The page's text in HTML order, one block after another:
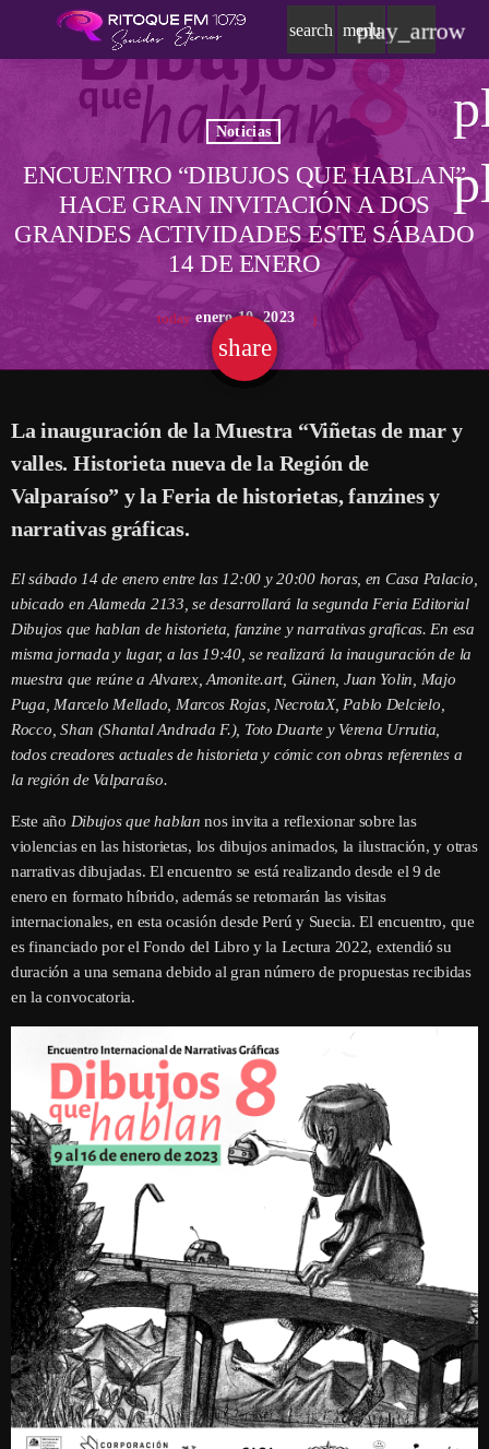
search menu
play_arrow
Noticias
ENCUENTRO “DIBUJOS QUE HABLAN”
HACE GRAN INVITACIÓN A DOS
GRANDES ACTIVIDADES ESTE SÁBADO
14 DE ENERO
today enero 10, 2023
share
email
La inauguración de la Muestra “Viñetas de mar y
valles. Historieta nueva de la Región de
Valparaíso” y la Feria de historietas, fanzines y
narrativas gráficas.
El sábado 14 de enero entre las 12:00 y 20:00 horas, en Casa Palacio,
ubicado en Alameda 2133, se desarrollará la segunda Feria Editorial
Dibujos que hablan de historieta, fanzine y narrativas graficas. En esa
misma jornada y lugar, a las 19:40, se realizará la inauguración de la
muestra que reúne a Alvarex, Amonite.art, Günen, Juan Yolin, Majo
Puga, Marcelo Mellado, Marcos Rojas, NecrotaX, Pablo Delcielo,
Rocco, Shan (Shantal Andrada F.), Toto Duarte y Verena Urrutia,
todoscreadores actuales de historieta y cómic con obras referentes a
la región de Valparaíso.
Este año Dibujos que hablan nos invita a reflexionar sobre las
violencias en las historietas, los dibujos animados, la ilustración, y otras
narrativas dibujadas. El encuentro se está realizando desde el 9 de
enero en formato híbrido, además se retomarán las visitas
internacionales, en esta ocasión desde Perú y Suecia. El encuentro, que
es financiado por el Fondo del Libro y la Lectura 2022, extendió su
duración a una semana debido al gran número de propuestas recibidas
en la convocatoria.